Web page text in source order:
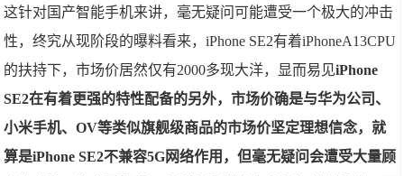
这针对国产智能手机来讲，毫无疑问可能遭受一个极大的冲击
性，终究从现阶段的曝料看来，iPhone SE2有着iPhoneA13CPU
的扶持下，市场价居然仅有2000多现大洋，显而易见iPhone
SE2在有着更强的特性配备的另外，市场价确是与华为公司、
小米手机、OV等类似旗舰级商品的市场价坚定理想信念，就
算是iPhone SE2不兼容5G网络作用，但毫无疑问会遭受大量顾